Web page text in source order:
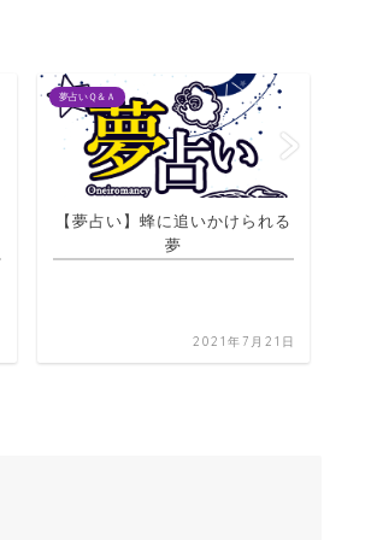
夢占いＱ＆Ａ
【夢占い】亡くなった人に物を
2021年7月20日